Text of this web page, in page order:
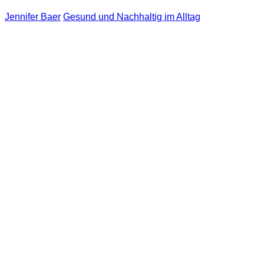
Jennifer Baer Gesund und Nachhaltig im Alltag